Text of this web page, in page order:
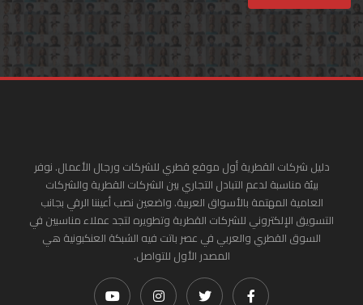
دليل شركات القطرية أول موقع قطري للشركات ورجال الأعمال. نوفر
بيئة مناسبة لدعم التبادل التجاري بين الشركات القطرية والشركات
العامية المهتمة بالأسواق العربية. واضعين نصب أعيننا الرقي بجانب
التسويق الإلكتروني للشركات القطرية وتطويره لتجد عملاء مناسبين في
السوق القطري والعربي في عصر باتت فيه الشبكة العنكبونية هي
المصدر الأول للتواصل.